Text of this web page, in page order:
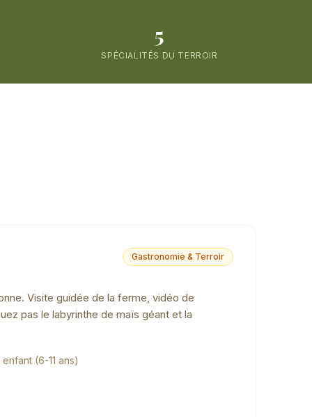
5
SPÉCIALITÉS DU TERROIR
Gastronomie & Terroir
Visite guidée de la ferme, vidéo de
pas le labyrinthe de maïs géant et la
(6-11 ans)